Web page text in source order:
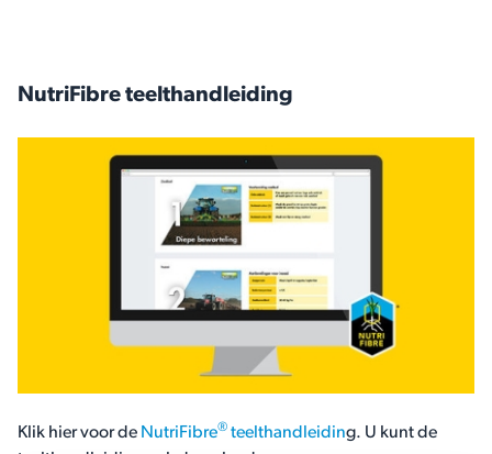
NutriFibre teelthandleiding
Klik hier voor de NutriFibre® teelthandleiding. U kunt de